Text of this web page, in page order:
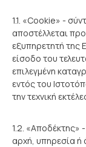
1.1. «Cookie» -
αποστέλλεται
εξυπηρετητή της
είσοδο του
επιλεγμένη
εντός του
την τεχνική
1.2. «Αποδέκτης»
αρχή, υπηρεσία ή